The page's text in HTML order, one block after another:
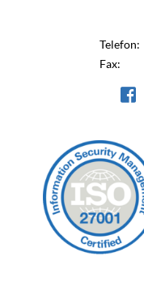
Telefon:
Fax: